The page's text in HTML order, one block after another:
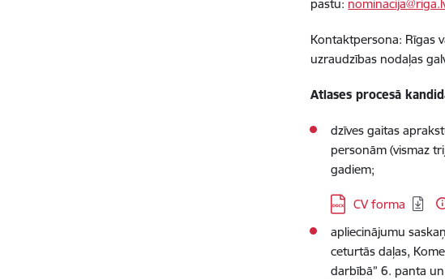
pastu:
Kontaktpersona: Rīgas
uzraudzības nodaļas
Atlases procesā
dzīves gaitas
personām (vismaz
gadiem;
Lejupielādēt:
CV forma
apliecinājumu
ceturtās daļas,
darbībā” 6. panta